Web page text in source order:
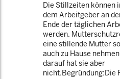
Die Stillzeiten können
dem Arbeitgeber an
Ende der täglichen
werden.
eine stillende Mutter
auch zu Hause
darauf hat sie aber
nicht.Begründung:Die